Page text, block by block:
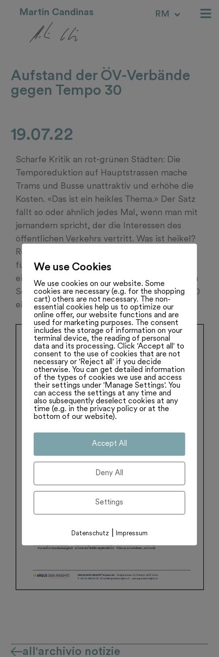
Martin Candinas RM
IT
Aufstand der ÖV-Verbände
gegen Tempo 30
19.07.22
Scharfe Kritik an rot-grünen Städten: Die
Temporeduktion auf Hauptstrassen mache
Trams und Busse unattraktiv und erhöhe die
Kosten. «Das ist ein heikles Thema.» Der Satz
fällt so oder ähnlich jedes Mal, wenn man mit
jemandem spricht, der die Interessen des
öffentlichen Verkehrs vertritt. Was ist heikel?
Rot-grüne Politiker setzten sich bisher stets
für die Förderung des öffentlichen Verkehrs
ein. Nun wollen rot-grüne Politiker in grossen
Schweizer Städten flächendeckend Tempo 30
einführen. Lesen Sie mehr:
all'archivio notizie
We use Cookies
We use cookies on our website. Some
cookies are necessary (e.g. for the shopping
cart) others are not necessary. The non-
essential cookies help us to optimize our
online offer, our website functions and are
used for marketing purposes. The consent
includes the storage of information on your
terminal device, the reading of personal
data and its processing. Click 'Accept all' to
consent to the use of cookies that are not
necessary or 'Reject all' if you decide
otherwise. You can get detailed information
of the types of cookies we use and access
their settings under 'Manage Settings'. You
can access the settings at any time and
also subsequently deselect cookies at any
time (e.g. in the privacy policy or at the
bottom of our website).
Accept All
Deny All
Settings
Datenschutz Impressum